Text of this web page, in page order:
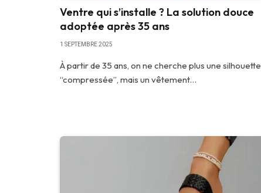
Ventre qui s’installe ? La solution douce
adoptée après 35 ans
1 SEPTEMBRE 2025
À partir de 35 ans, on ne cherche plus une silhouette
“compressée”, mais un vêtement…